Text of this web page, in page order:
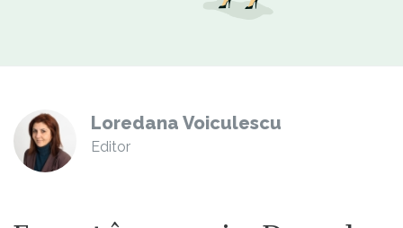
Loredana Voiculescu
Editor